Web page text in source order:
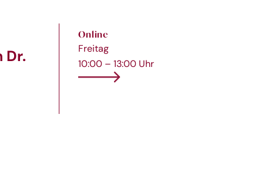
Dr.
Online
Freitag
10:00 – 13:00 Uhr